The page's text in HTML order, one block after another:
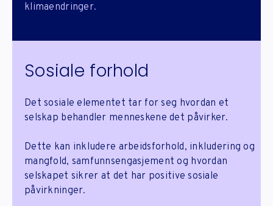
klimaendringer.
Sosiale forhold
Det sosiale elementet tar for seg hvordan et
selskap behandler menneskene det påvirker.
Dette kan inkludere arbeidsforhold, inkludering og
mangfold, samfunnsengasjement og hvordan
selskapet sikrer at det har positive sosiale
påvirkninger.